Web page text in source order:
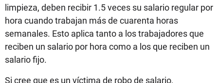
limpieza, deben recibir 1.5 veces su salario regular por
hora cuando trabajan más de cuarenta horas
semanales. Esto aplica tanto a los trabajadores que
reciben un salario por hora como a los que reciben un
salario fijo.
Si cree que es un víctima de robo de salario,